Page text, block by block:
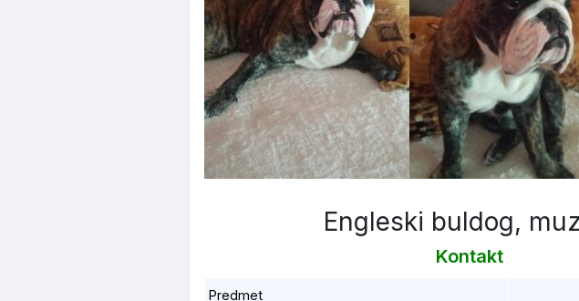
Engleski buldog,
Kontakt
Predmet